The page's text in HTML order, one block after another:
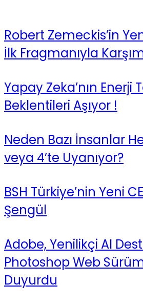
Robert Zemeckis’in
İlk Fragmanıyla
Yapay Zeka’nın Enerji
Beklentileri Aşıyor !
Neden Bazı İnsanlar
veya 4’te Uyanıyor?
BSH Türkiye’nin Yeni
Şengül
Adobe, Yenilikçi AI
Photoshop Web
Duyurdu